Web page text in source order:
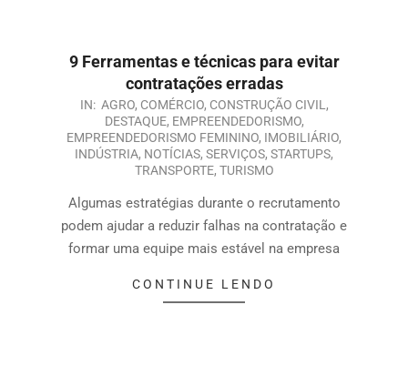
9 Ferramentas e técnicas para evitar
contratações erradas
IN: AGRO, COMÉRCIO, CONSTRUÇÃO CIVIL ,
DESTAQUE, EMPREENDEDORISMO,
EMPREENDEDORISMO FEMININO, IMOBILIÁRIO,
INDÚSTRIA, NOTÍCIAS, SERVIÇOS, STARTUPS,
TRANSPORTE, TURISMO
Algumas estratégias durante o recrutamento
podem ajudar a reduzir falhas na contratação e
formar uma equipe mais estável na empresa
CONTINUE LENDO